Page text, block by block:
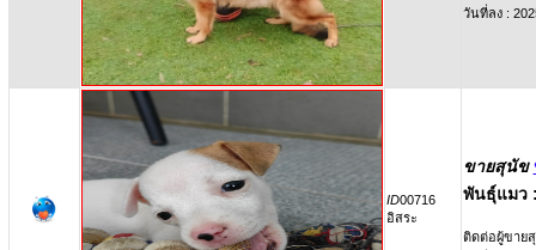
วันที่ลง :
ID00716
อิสระ
ขายสุนัข
พันธุ์แมว
ติดต่อผู้ขาย